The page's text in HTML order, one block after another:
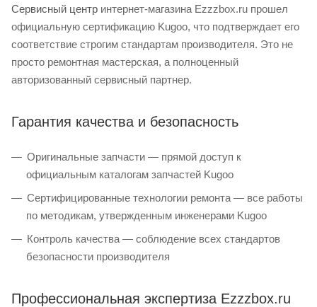
Сервисный центр интернет-магазина Ezzzbox.ru прошел
официальную сертификацию Kugoo, что подтверждает его
соответствие строгим стандартам производителя. Это не
просто ремонтная мастерская, а полноценный
авторизованный сервисный партнер.
Гарантия качества и безопасность
Оригинальные запчасти — прямой доступ к
официальным каталогам запчастей Kugoo
Сертифицированные технологии ремонта — все работы
по методикам, утвержденным инженерами Kugoo
Контроль качества — соблюдение всех стандартов
безопасности производителя
Профессиональная экспертиза Ezzzbox.ru